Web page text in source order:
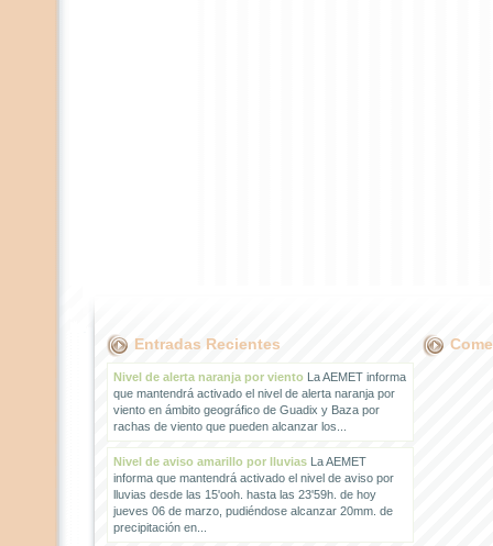
Entradas Recientes
Nivel de alerta naranja por vientoLa AEMET informa
que mantendrá activado el nivel de alerta naranja por
viento en ámbito geográfico de Guadix y Baza por
rachas de viento que pueden alcanzar los...
Nivel de aviso amarillo por lluviasLa AEMET
informa que mantendrá activado el nivel de aviso por
lluvias desde las 15'ooh. hasta las 23'59h. de hoy
jueves 06 de marzo, pudiéndose alcanzar 20mm. de
precipitación en...